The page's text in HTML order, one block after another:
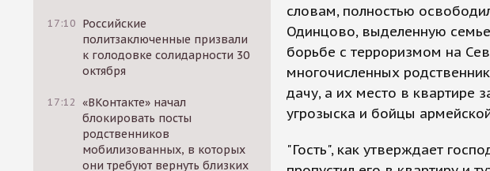
17:10 Российские
политзаключенные призвали
к голодовке солидарности 30
октября
17:12 «ВКонтакте» начал
блокировать посты
родственников
мобилизованных, в которых
они требуют вернуть близких
словам, полностью
Одинцово, выделенную
борьбе с терроризмом на
многочисленных
дачу, а их место в квартире
угрозыска и бойцы
"Гость", как утверждает